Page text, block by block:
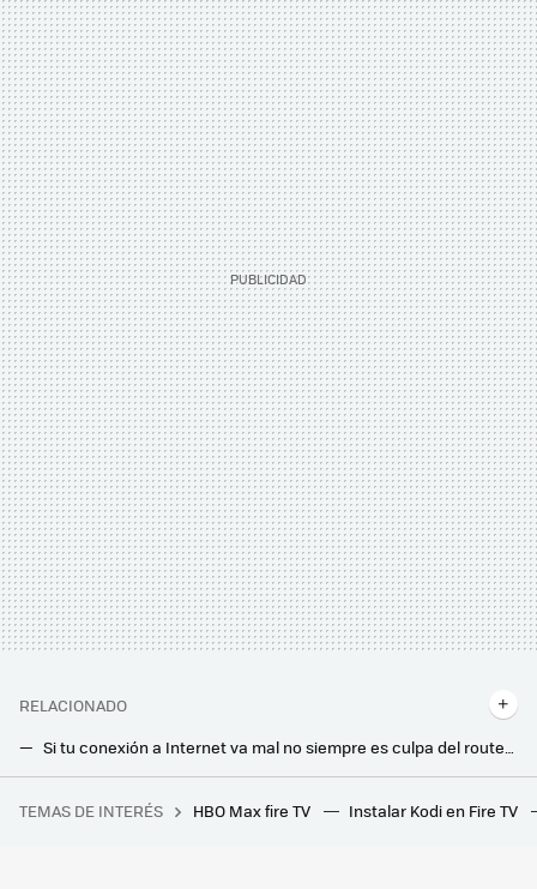
RELACIONADO
Si tu conexión a Internet va mal no siempre es culpa del router: este es el otro gran sospechoso habitual
Este jugador no puede creer lo que ve en una venta de garaje del vecindario: ¡hay una Game Boy legendaria por 50 centavos y un iPod Nano como nuevo por 2 euros!
TEMAS DE INTERÉS HBO Max fire TV Instalar Kodi en Fire TV